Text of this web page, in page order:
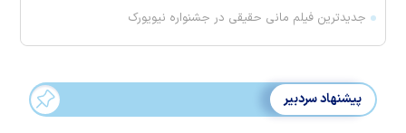
جدیدترین فیلم مانی حقیقی در جشنواره نیویورک
پیشنهاد سردبیر